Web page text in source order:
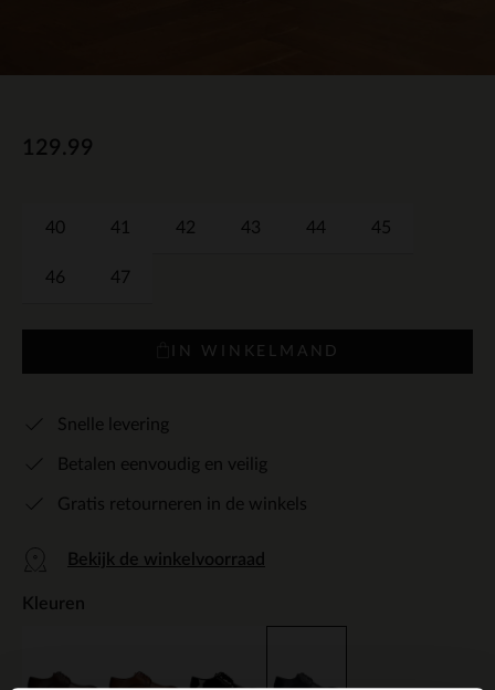
129.99
40 41 42 43 44 45
46 47
IN WINKELMAND
Snelle levering
Betalen eenvoudig en veilig
Gratis retourneren in de winkels
Bekijk de winkelvoorraad
Kleuren